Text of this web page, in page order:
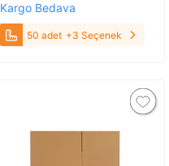
Kargo Bedava
50 adet +3 Seçenek